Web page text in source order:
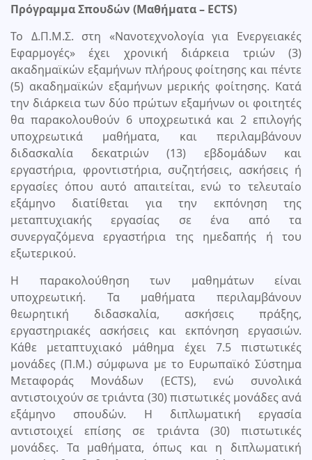
Πρόγραμμα Σπουδών (Μαθήματα – ECTS)
Το Δ.Π.Μ.Σ. στη «Νανοτεχνολογία για Ενεργειακές
Εφαρμογές» έχει χρονική διάρκεια τριών (3)
ακαδημαϊκών εξαμήνων πλήρους φοίτησης και πέντε
(5) ακαδημαϊκών εξαμήνων μερικής φοίτησης. Κατά
την διάρκεια των δύο πρώτων εξαμήνων οι φοιτητές
θα παρακολουθούν 6 υποχρεωτικά και 2 επιλογής
υποχρεωτικά μαθήματα, και περιλαμβάνουν
διδασκαλία δεκατριών (13) εβδομάδων και
εργαστήρια, φροντιστήρια, συζητήσεις, ασκήσεις ή
εργασίες όπου αυτό απαιτείται, ενώ το τελευταίο
εξάμηνο διατίθεται για την εκπόνηση της
μεταπτυχιακής εργασίας σε ένα από τα
συνεργαζόμενα εργαστήρια της ημεδαπής ή του
εξωτερικού.
Η παρακολούθηση των μαθημάτων είναι
υποχρεωτική. Τα μαθήματα περιλαμβάνουν
θεωρητική διδασκαλία, ασκήσεις πράξης,
εργαστηριακές ασκήσεις και εκπόνηση εργασιών.
Κάθε μεταπτυχιακό μάθημα έχει 7.5 πιστωτικές
μονάδες (Π.Μ.) σύμφωνα με το Ευρωπαϊκό Σύστημα
Μεταφοράς Μονάδων (ECTS), ενώ συνολικά
αντιστοιχούν σε τριάντα (30) πιστωτικές μονάδες ανά
εξάμηνο σπουδών. Η διπλωματική εργασία
αντιστοιχεί επίσης σε τριάντα (30) πιστωτικές
μονάδες. Τα μαθήματα, όπως και η διπλωματική